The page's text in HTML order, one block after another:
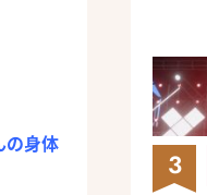
の身体
3